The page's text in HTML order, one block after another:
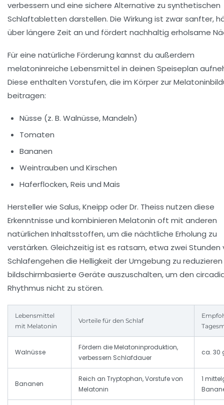
verbessern und eine sichere Alternative zu synthetischen
Schlaftabletten darstellen. Die Wirkung ist zwar sanfter,
über längere Zeit an und fördert nachhaltig erholsame
Für eine natürliche Förderung kannst du außerdem
melatoninreiche Lebensmittel in deinen Speiseplan
Diese enthalten Vorstufen, die im Körper zur
beitragen:
Nüsse (z. B. Walnüsse, Mandeln)
Tomaten
Bananen
Weintrauben und Kirschen
Haferflocken, Reis und Mais
Hersteller wie Salus, Kneipp oder Dr. Theiss nutzen diese
Erkenntnisse und kombinieren Melatonin oft mit anderen
natürlichen Inhaltsstoffen, um die nächtliche Erholung zu
verstärken. Gleichzeitig ist es ratsam, etwa zwei Stunden
Schlafengehen die Helligkeit der Umgebung zu
bildschirmbasierte Geräte auszuschalten, um den
Rhythmus nicht zu stören.
Lebensmittel
mit Melatonin
Vorteile für den Schlaf
Walnüsse
Fördern die Melatoninproduktion,
verbessern Schlafdauer
ca. 30
Bananen
Reich an Tryptophan, Vorstufe von
Melatonin
1